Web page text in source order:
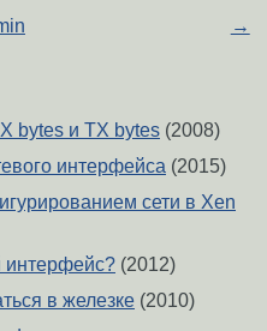
→
bytes и TX bytes (2008)
интерфейса (2015)
сети в Xen
интерфейс? (2012)
в железке (2010)